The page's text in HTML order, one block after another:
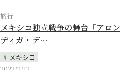
旅行
メキシコ独立戦争の舞台「アロン
ディガ・デ…
メキシコ